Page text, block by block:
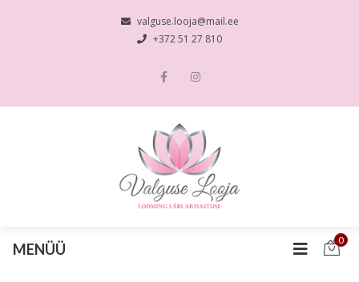
valguse.looja@mail.ee
+372 51 27 810
MENÜÜ
0